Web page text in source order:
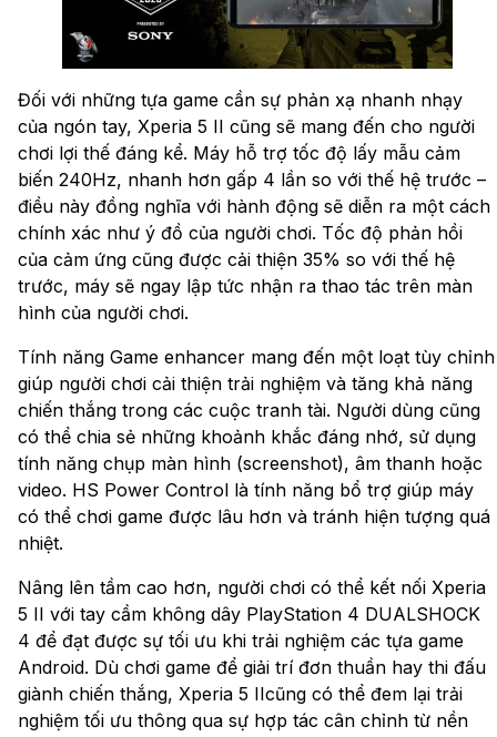
Đối với những tựa game cần sự phản xạ nhanh nhạy
của ngón tay, Xperia 5 II cũng sẽ mang đến cho người
chơi lợi thế đáng kể. Máy hỗ trợ tốc độ lấy mẫu cảm
biến 240Hz, nhanh hơn gấp 4 lần so với thế hệ trước –
điều này đồng nghĩa với hành động sẽ diễn ra một cách
chính xác như ý đồ của người chơi. Tốc độ phản hồi
của cảm ứng cũng được cải thiện 35% so với thế hệ
trước, máy sẽ ngay lập tức nhận ra thao tác trên màn
hình của người chơi.
Tính năng Game enhancer mang đến một loạt tùy chỉnh
giúp người chơi cải thiện trải nghiệm và tăng khả năng
chiến thắng trong các cuộc tranh tài. Người dùng cũng
có thể chia sẻ những khoảnh khắc đáng nhớ, sử dụng
tính năng chụp màn hình (screenshot), âm thanh hoặc
video. HS Power Control là tính năng bổ trợ giúp máy
có thể chơi game được lâu hơn và tránh hiện tượng quá
nhiệt.
Nâng lên tầm cao hơn, người chơi có thể kết nối Xperia
5 II với tay cầm không dây PlayStation 4 DUALSHOCK
4 để đạt được sự tối ưu khi trải nghiệm các tựa game
Android. Dù chơi game để giải trí đơn thuần hay thi đấu
giành chiến thắng, Xperia 5 IIcũng có thể đem lại trải
nghiệm tối ưu thông qua sự hợp tác cân chỉnh từ nền